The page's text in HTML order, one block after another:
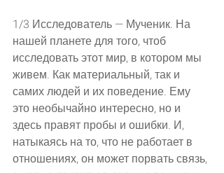
1/3 Исследователь — Мученик. На
нашей планете для того, чтоб
исследовать этот мир, в котором мы
живем. Как материальный, так и
самих людей и их поведение. Ему
это необычайно интересно, но и
здесь правят пробы и ошибки. И,
натыкаясь на то, что не работает в
отношениях, он может порвать связь,